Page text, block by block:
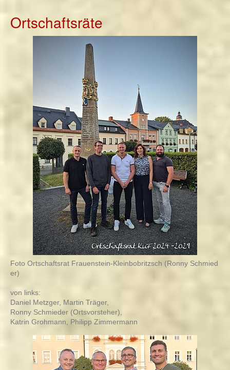
Ortschaftsräte
Foto Ortschaftsrat Frauenstein-Kleinbobritzsch (Ronny Schmied
er)
von links:
Daniel Metzger, Martin Träger,
Ronny Schmieder (Ortsvorsteher),
Katrin Grohmann, Philipp Zimmermann